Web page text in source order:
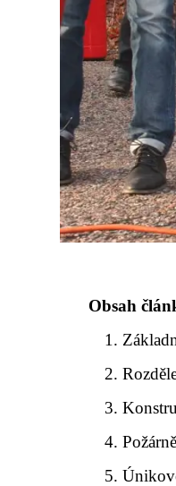
Obsah